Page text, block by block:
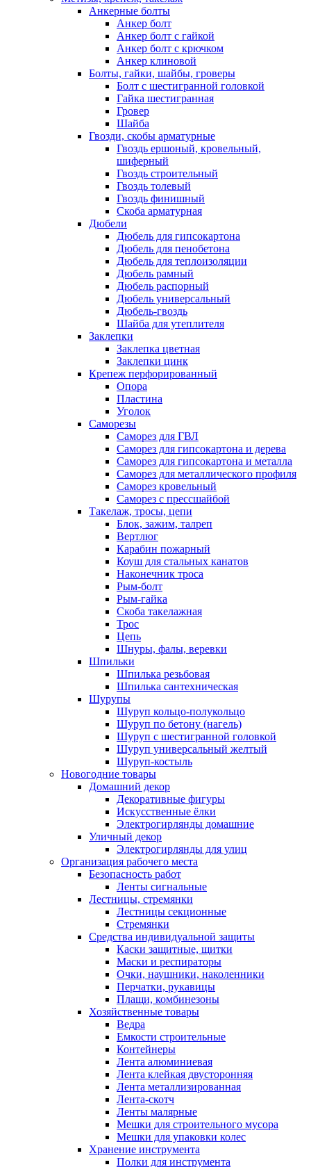
Анкерные болты
Анкер болт
Анкер болт с гайкой
Анкер болт с крючком
Анкер клиновой
Болты, гайки, шайбы, гроверы
Болт c шестигранной головкой
Гайка шестигранная
Гровер
Шайба
Гвозди, скобы арматурные
Гвоздь ершоный, кровельный,
шиферный
Гвоздь строительный
Гвоздь толевый
Гвоздь финишный
Скоба арматурная
Дюбели
Дюбель для гипсокартона
Дюбель для пенобетона
Дюбель для теплоизоляции
Дюбель рамный
Дюбель распорный
Дюбель универсальный
Дюбель-гвоздь
Шайба для утеплителя
Заклепки
Заклепка цветная
Заклепки цинк
Крепеж перфорированный
Опора
Пластина
Уголок
Саморезы
Саморез для ГВЛ
Саморез для гипсокартона и дерева
Саморез для гипсокартона и металла
Саморез для металлического профиля
Саморез кровельный
Саморез с прессшайбой
Такелаж, тросы, цепи
Блок, зажим, талреп
Вертлюг
Карабин пожарный
Коуш для стальных канатов
Наконечник троса
Рым-болт
Рым-гайка
Скоба такелажная
Трос
Цепь
Шнуры, фалы, веревки
Шпильки
Шпилька резьбовая
Шпилька сантехническая
Шурупы
Шуруп кольцо-полукольцо
Шуруп по бетону (нагель)
Шуруп с шестигранной головкой
Шуруп универсальный желтый
Шуруп-костыль
Новогодние товары
Домашний декор
Декоративные фигуры
Искусственные ёлки
Электрогирлянды домашние
Уличный декор
Электрогирлянды для улиц
Организация рабочего места
Безопасность работ
Ленты сигнальные
Лестницы, стремянки
Лестницы секционные
Стремянки
Средства индивидуальной защиты
Каски защитные, щитки
Маски и респираторы
Очки, наушники, наколенники
Перчатки, рукавицы
Плащи, комбинезоны
Хозяйственные товары
Ведра
Емкости строительные
Контейнеры
Лента алюминиевая
Лента клейкая двусторонняя
Лента металлизированная
Лента-скотч
Ленты малярные
Мешки для строительного мусора
Мешки для упаковки колес
Хранение инструмента
Полки для инструмента